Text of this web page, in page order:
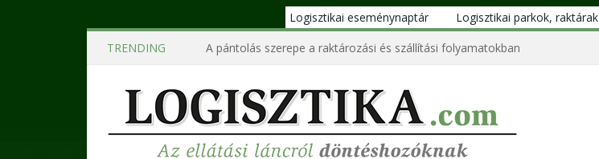
Logisztikai eseménynaptár Logisztikai parkok, raktárak
TRENDING
A pántolás szerepe a raktározási és szállítási folyamatokban